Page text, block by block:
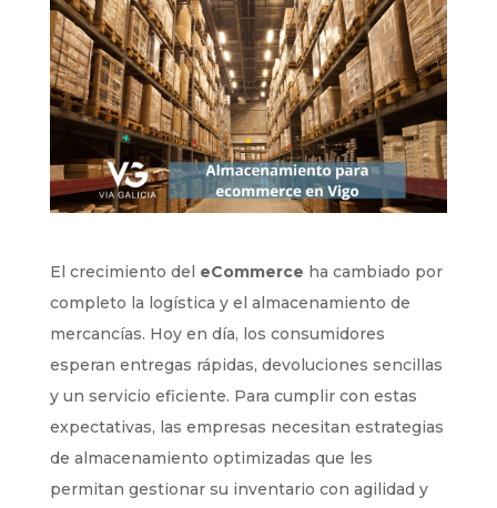
El crecimiento del eCommerce ha cambiado por
completo la logística y el almacenamiento de
mercancías. Hoy en día, los consumidores
esperan entregas rápidas, devoluciones sencillas
y un servicio eficiente. Para cumplir con estas
expectativas, las empresas necesitan estrategias
de almacenamiento optimizadas que les
permitan gestionar su inventario con agilidad y